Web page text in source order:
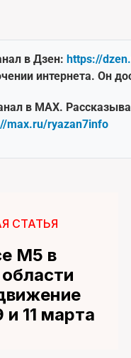
в Дзен: https://
интернета. Он
в MAX.
max.ru/ryazan7info
СТАТЬЯ
М5 в
11 марта